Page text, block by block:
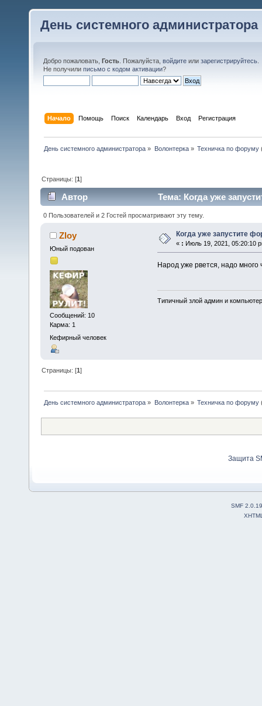
День системного администратора
Добро пожаловать, Гость . Пожалуйста, войдите или зарегистрируйтесь
Не получили письмо с кодом активации?
Начало Помощь Поиск Календарь Вход Регистрация
День системного администратора » Волонтерка» Техничка по форуму
Страницы: [1]
Автор Тема: Когда уже
0 Пользователей и 2 Гостей просматривают эту тему.
Zloy
Юный подован
Сообщений: 10
Карма: 1
Кефирный человек
Когда уже запустите
« : Июль 19, 2021, 05:20:10
Народ уже рвется, надо много
Типичный злой админ и
Страницы: [1]
День системного администратора » Волонтерка» Техничка по форуму
Защита
SMF 2.0.19